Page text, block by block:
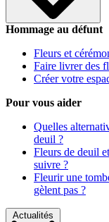
Hommage au défunt
Fleurs et
Faire livrer des
Créer votre
Pour vous aider
Quelles
deuil ?
Fleurs de deuil
suivre ?
Fleurir une
gèlent pas ?
Actualités